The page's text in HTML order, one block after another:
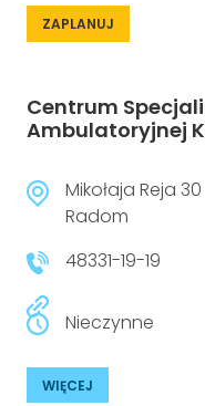
ZAPLANUJ
Centrum
Ambulatoryjnej
Mikołaja Reja 30
Radom
48331-19-19
Nieczynne
WIĘCEJ